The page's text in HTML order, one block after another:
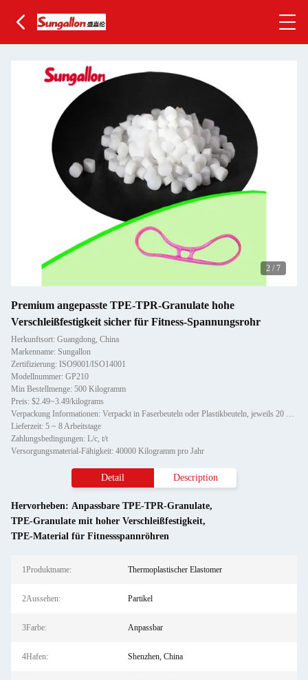
2 / 7
Premium angepasste TPE-TPR-Granulate hohe
Verschleißfestigkeit sicher für Fitness-Spannungsrohr
Herkunftsort: Guangdong, China
Markenname: Sungallon
Zertifizierung: ISO9001/ISO14001
Modellnummer: GP210
Min Bestellmenge: 500 Kilogramm
Preis: $2.49~3.49/kilograms
Verpackung Informationen: Verpackt in Faserbeuteln oder Plastikbeuteln, jeweils 20 kg pro Beutel
Lieferzeit: 5 ~ 8 Arbeitstage
Zahlungsbedingungen: L/c, t/t
Versorgungsmaterial-Fähigkeit: 40000 Kilogramm pro Jahr
Detail Description
Hervorheben: Anpassbare TPE-TPR-Granulate,
TPE-Granulate mit hoher Verschleißfestigkeit,
TPE-Material für Fitnessspannröhren
1Produktname: Thermoplastischer Elastomer
2Aussehen: Partikel
3Farbe: Anpassbar
4Hafen: Shenzhen, China